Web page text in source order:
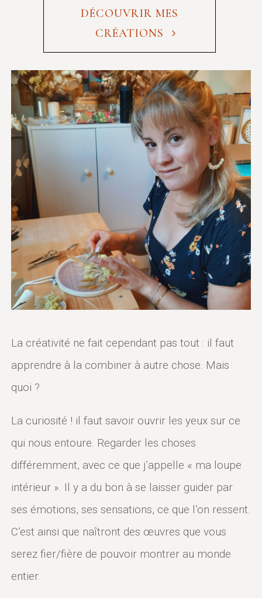
DÉCOUVRIR MES
CRÉATIONS
La créativité ne fait cependant pas tout : il faut
apprendre à la combiner à autre chose. Mais
quoi ?
La curiosité ! il faut savoir ouvrir les yeux sur ce
qui nous entoure. Regarder les choses
différemment, avec ce que j’appelle « ma loupe
intérieur ». Il y a du bon à se laisser guider par
ses émotions, ses sensations, ce que l’on ressent.
C’est ainsi que naîtront des œuvres que vous
serez fier/fière de pouvoir montrer au monde
entier.